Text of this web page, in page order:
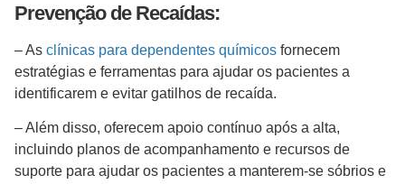
Prevenção de Recaídas:
– As clínicas para dependentes químicos fornecem
estratégias e ferramentas para ajudar os pacientes a
identificarem e evitar gatilhos de recaída.
– Além disso, oferecem apoio contínuo após a alta,
incluindo planos de acompanhamento e recursos de
suporte para ajudar os pacientes a manterem-se sóbrios e